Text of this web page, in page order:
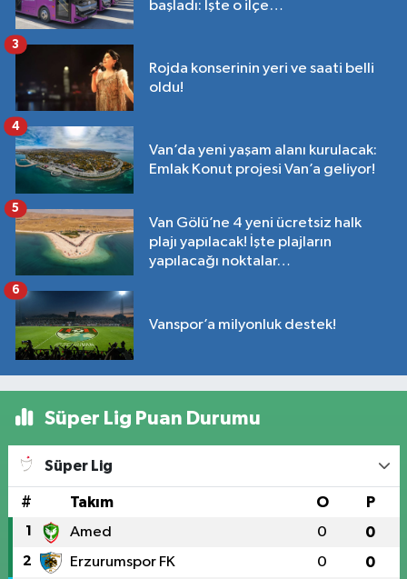
başladı: İşte o ilçe…
Rojda konserinin yeri ve saati belli
oldu!
3
Van’da yeni yaşam alanı kurulacak:
Emlak Konut projesi Van’a geliyor!
4
Van Gölü’ne 4 yeni ücretsiz halk
plajı yapılacak! İşte plajların
yapılacağı noktalar…
5
Vanspor’a milyonluk destek!
6
Süper Lig Puan Durumu
Süper Lig
# Takım O P
1 Amed 0 0
2 Erzurumspor FK 0 0